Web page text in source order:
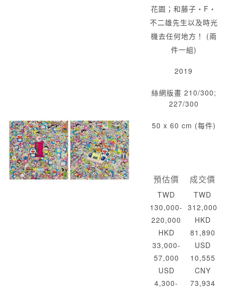
花園；和藤子・F・
不二雄先生以及時光
機去任何地方！ (兩
件一組)
2019
絲網版畫 210/300;
227/300
50 x 60 cm (每件)
預估價
TWD
130,000-
220,000
HKD
33,000-
57,000
USD
4,300-
成交價
TWD
312,000
HKD
81,890
USD
10,555
CNY
73,934